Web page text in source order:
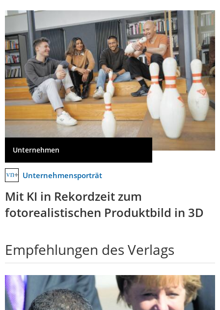
Unternehmen
Unternehmensporträt
Mit KI in Rekordzeit zum
fotorealistischen Produktbild in 3D
Empfehlungen des Verlags